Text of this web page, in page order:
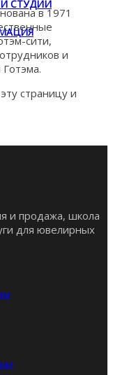
СТУДИИ
в 1971
сити,
и
страницу и
и продажа, школа
для ювелирных